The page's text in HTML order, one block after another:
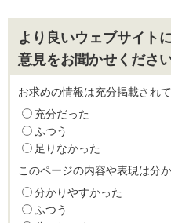
より良いウェブサイト
意見をお聞かせくださ
お求めの情報は充分掲載され
充分だった
ふつう
足りなかった
このページの内容や表現は分
分かりやすかった
ふつう